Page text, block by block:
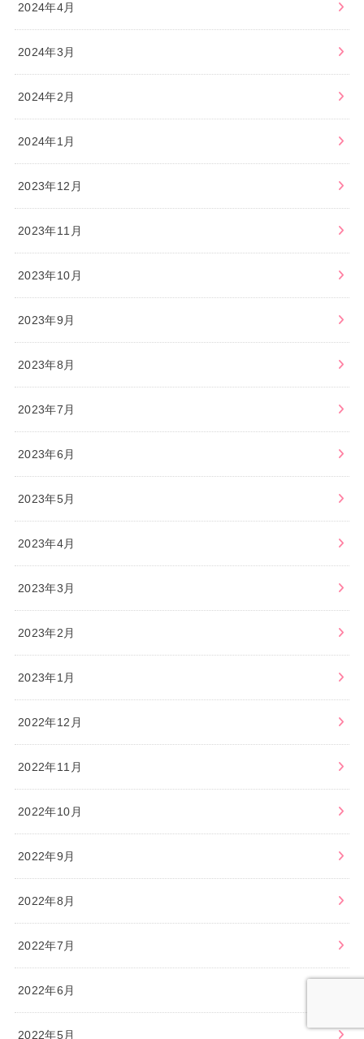
2024年4月
2024年3月
2024年2月
2024年1月
2023年12月
2023年11月
2023年10月
2023年9月
2023年8月
2023年7月
2023年6月
2023年5月
2023年4月
2023年3月
2023年2月
2023年1月
2022年12月
2022年11月
2022年10月
2022年9月
2022年8月
2022年7月
2022年6月
2022年5月